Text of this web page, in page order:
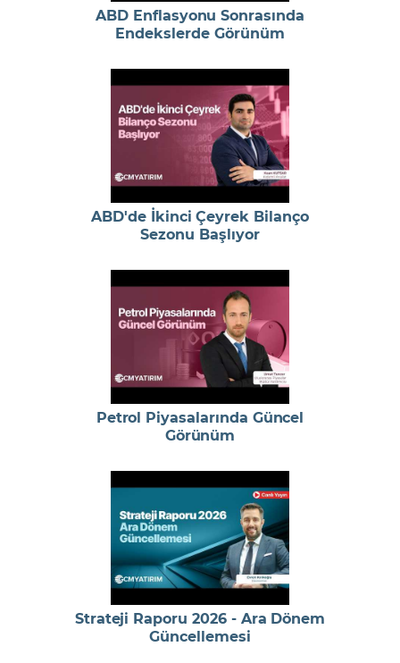
ABD Enflasyonu Sonrasında
Endekslerde Görünüm
ABD'de İkinci Çeyrek Bilanço
Sezonu Başlıyor
Petrol Piyasalarında Güncel
Görünüm
Strateji Raporu 2026 - Ara Dönem
Güncellemesi